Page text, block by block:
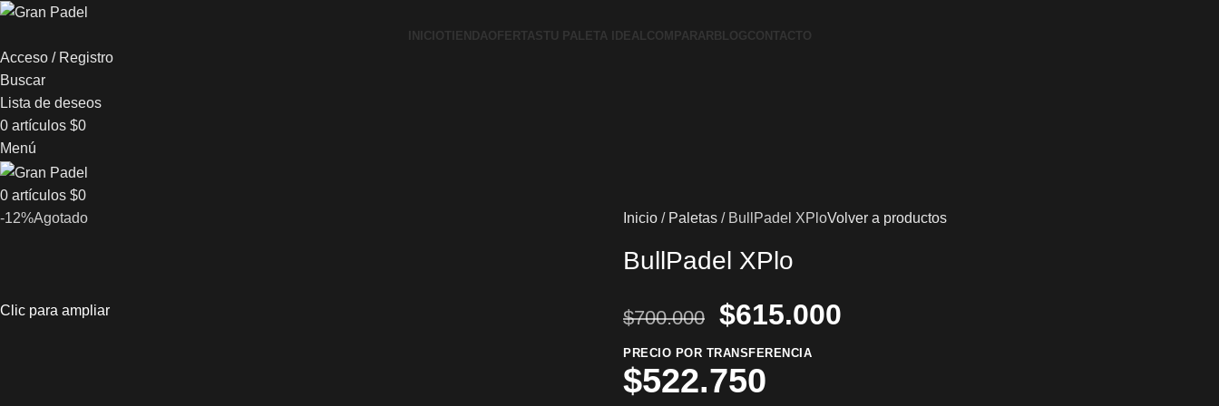
INICIOTIENDAOFERTASTU PALETA IDEALCOMPARAR BLOGCONTACTO
Acceso / Registro
Buscar
Lista de deseos
0 artículos $0
Menú
0 artículos $0
-12%Agotado
Clic para ampliar
Inicio Paletas BullPadel XPloVolver a productos
BullPadel XPlo
$700.000 $615.000
PRECIO POR TRANSFERENCIA
$522.750